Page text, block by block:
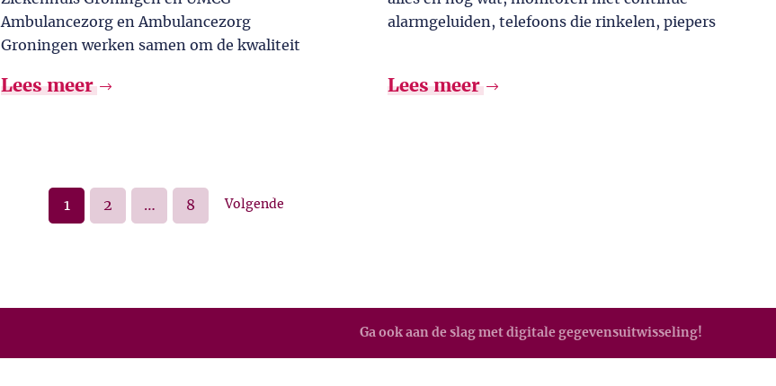
Ambulancezorg en Ambulancezorg
Groningen werken samen om de kwaliteit
Lees meer
alarmgeluiden, telefoons die rinkelen, piepers
Lees meer
1 2 … 8 Volgende
Ga ook aan de slag met digitale gegevensuitwisseling!